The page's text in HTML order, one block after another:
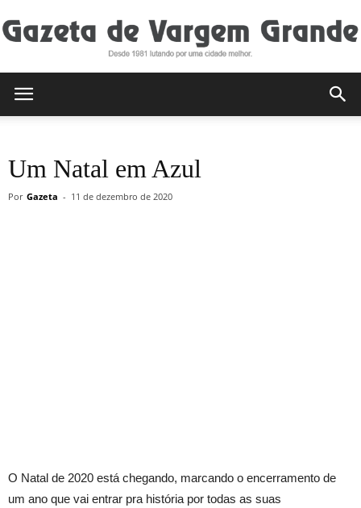
de
Um Natal em Azul
Por Gazeta - 11 de dezembro de 2020
O Natal de 2020 está chegando, marcando o encerramento de
um ano que vai entrar pra história por todas as suas